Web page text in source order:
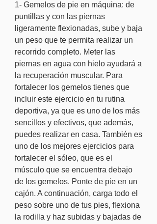
1- Gemelos de pie en máquina: de
puntillas y con las piernas
ligeramente flexionadas, sube y baja
un peso que te permita realizar un
recorrido completo. Meter las
piernas en agua con hielo ayudará a
la recuperación muscular. Para
fortalecer los gemelos tienes que
incluir este ejercicio en tu rutina
deportiva, ya que es uno de los más
sencillos y efectivos, que además,
puedes realizar en casa. También es
uno de los mejores ejercicios para
fortalecer el sóleo, que es el
músculo que se encuentra debajo
de los gemelos. Ponte de pie en un
cajón. A continuación, carga todo el
peso sobre uno de tus pies, flexiona
la rodilla y haz subidas y bajadas de